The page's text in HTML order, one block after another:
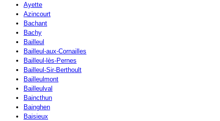
Ayette
Azincourt
Bachant
Bachy
Bailleul
Bailleul-aux-Cornailles
Bailleul-lès-Pernes
Bailleul-Sir-Berthoult
Bailleulmont
Bailleulval
Baincthun
Bainghen
Baisieux